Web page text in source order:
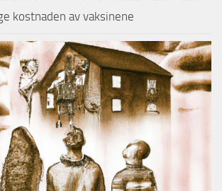
kostnaden av vaksinene